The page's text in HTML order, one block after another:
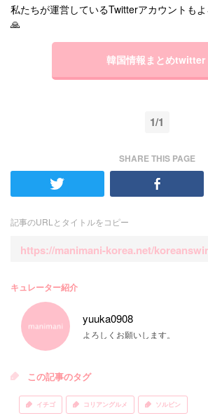
私たちが運営しているTwitterアカウントも
🙏
韓国情報まとめtwitter
1/1
SHARE THIS PAGE
記事のURLとタイトルをコピー
https://manimani-korea.net/
キュレーター紹介
yuuka0908
よろしくお願いします。
この記事のタグ
イチゴ コリアングルメ ソルビン